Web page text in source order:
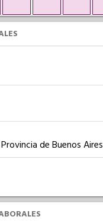
de Buenos Aires